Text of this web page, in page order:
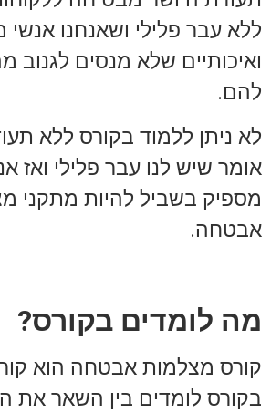
ללא עבר פלילי ושאנחנו אנשי
ואיכותיים שלא מנסים לגנוב
להם.
לא ניתן ללמוד בקורס ללא
אומר שיש לנו עבר פלילי ואז
מספיק בשביל להיות מתקני
אבטחה.
מה לומדים בקורס?
קורס מצלמות אבטחה הוא
בקורס לומדים בין השאר את